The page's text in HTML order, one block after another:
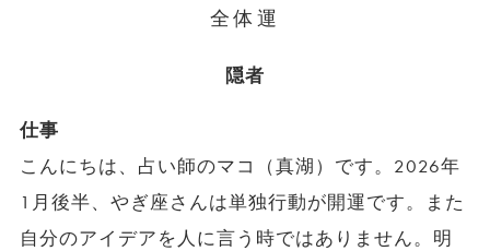
全体運
隠者
仕事
こんにちは、占い師のマコ（真湖）です。2026年
1月後半、やぎ座さんは単独行動が開運です。また
自分のアイデアを人に言う時ではありません。明